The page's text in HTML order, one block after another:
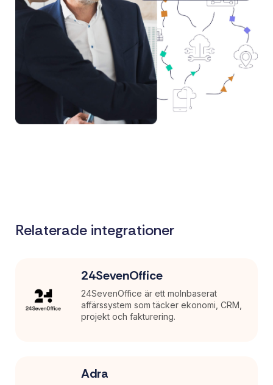
Relaterade integrationer
24SevenOffice
24SevenOffice är ett molnbaserat
affärssystem som täcker ekonomi, CRM,
projekt och fakturering.
Adra